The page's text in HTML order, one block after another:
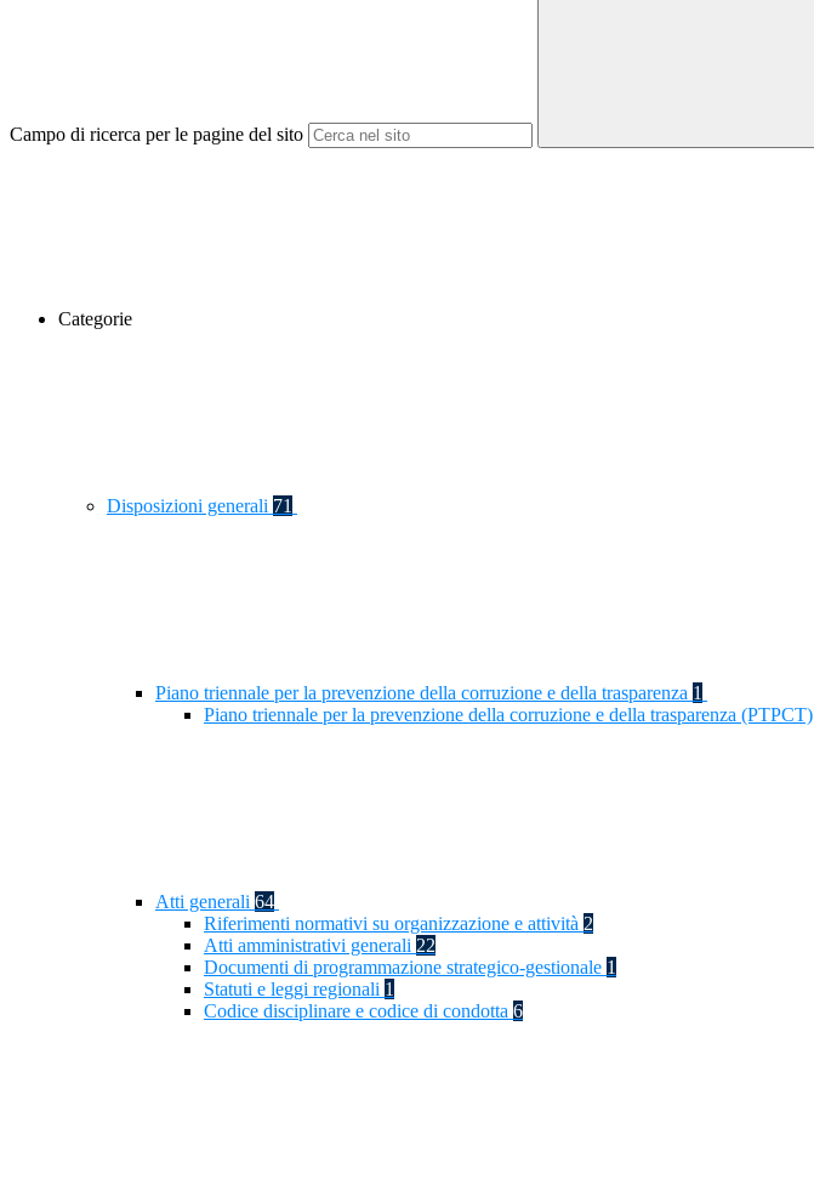
Campo di ricerca per le pagine del sito
Categorie
Disposizioni generali 71
Piano triennale per la prevenzione della corruzione e della trasparenza 1
Piano triennale per la prevenzione della corruzione e della trasparenza (PTPCT)
Atti generali 64
Riferimenti normativi su organizzazione e attività 2
Atti amministrativi generali 22
Documenti di programmazione strategico-gestionale 1
Statuti e leggi regionali 1
Codice disciplinare e codice di condotta 6